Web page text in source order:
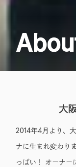
大
2014年4月より、
ナに生まれ変わり
っぱい！ オーナー